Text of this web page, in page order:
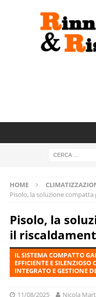
HOME
Pisolo, la soluzione
Pisolo, la
il
IL SISTEMA COMPATTO
EFFICIENTE E
INTEGRATO E GESTIONE
11/08/2025 Nicola